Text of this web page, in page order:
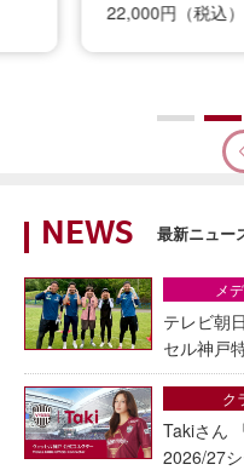
22,000円（税込）
NEWS 最新ニュー
テレビ朝
セル神戸
メ
Takiさん
2026/27
ク